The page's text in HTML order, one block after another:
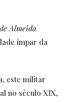
Almeida
ímpar da
este militar
no século XIX,